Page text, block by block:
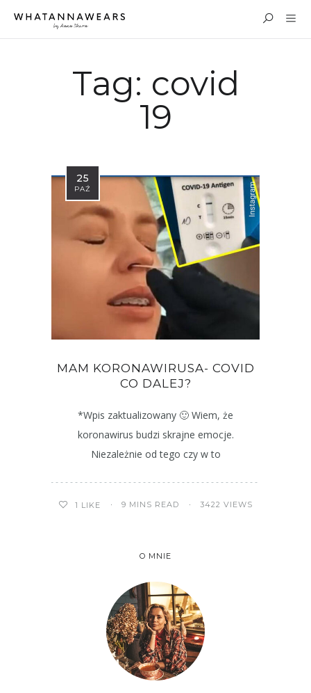
Tag: covid
19
25
PAŹ
MAM KORONAWIRUSA- COVID
CO DALEJ?
*Wpis zaktualizowany 🙂 Wiem, że
koronawirus budzi skrajne emocje.
Niezależnie od tego czy w to
1 LIKE 9 MINS READ 3422 VIEWS
O MNIE